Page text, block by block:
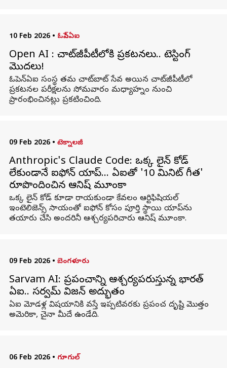
10 Feb 2026 • ఓపెన్ఏఐ
Open AI : చాట్‌జీపీటీలోకి ప్రకటనలు.. టెస్టింగ్
మొదలు!
ఓపెన్‌ఏఐ సంస్థ తమ చాట్‌బాట్ సేవ అయిన చాట్‌జీపీటీలో
ప్రకటనల పరీక్షలను సోమవారం మధ్యాహ్నం నుంచి
ప్రారంభించినట్లు ప్రకటించింది.
09 Feb 2026 • టెక్నాలజీ
Anthropic's Claude Code: ఒక్క లైన్ కోడ్
లేకుండానే ఐఫోన్ యాప్… ఏఐతో '10 మినిట్ గీత'
రూపొందించిన ఆనిష్ మూంకా
ఒక్క లైన్ కోడ్ కూడా రాయకుండా కేవలం ఆర్టిఫిషియల్
ఇంటెలిజెన్స్ సాయంతో ఐఫోన్ కోసం పూర్తి స్థాయి యాప్‌ను
తయారు చేసి అందరినీ ఆశ్చర్యపరిచారు ఆనిష్ మూంకా.
09 Feb 2026 • బెంగళూరు
Sarvam AI: ప్రపంచాన్ని ఆశ్చర్యపరుస్తున్న భారత్‌
ఏఐ.. సర్వమ్ విజన్ అద్భుతం
ఏఐ మోడళ్ల విషయానికి వస్తే ఇప్పటివరకు ప్రపంచ దృష్టి మొత్తం
అమెరికా, చైనా మీదే ఉండేది.
06 Feb 2026 • గూగుల్